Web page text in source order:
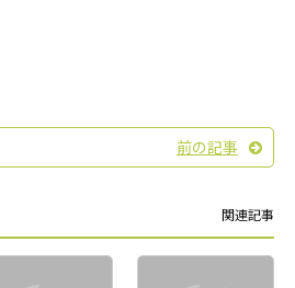
前の記事
関連記事